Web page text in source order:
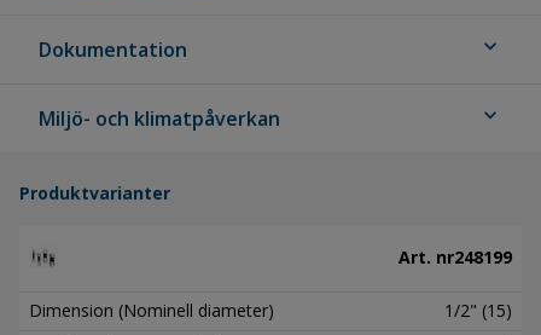
Dokumentation expand_more
Miljö- och klimatpåverkan expand_more
Produktvarianter
Art. nr248199
Dimension (Nominell diameter)
1/2" (15)